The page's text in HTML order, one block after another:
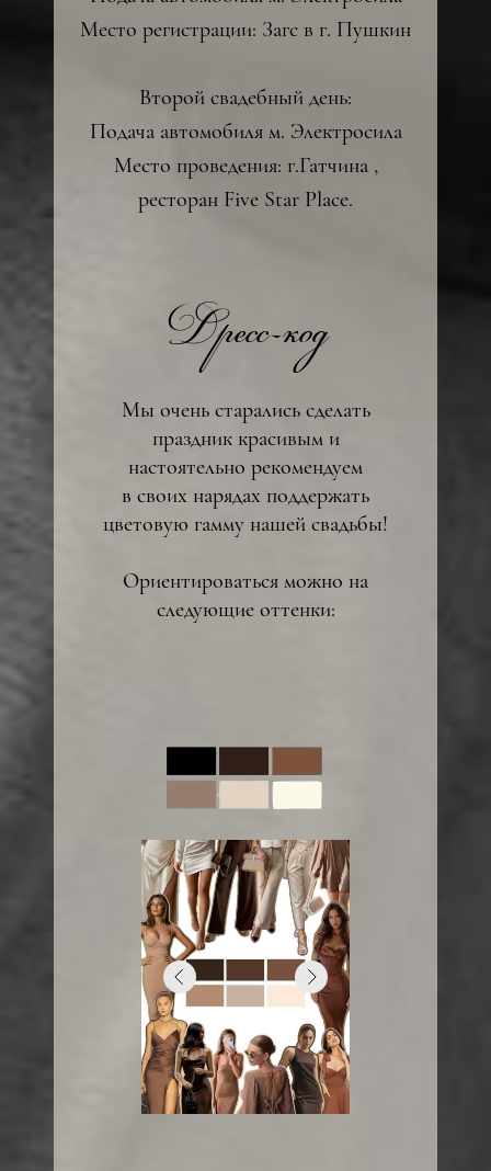
Место регистрации: Загс в г. Пушкин
Второй свадебный день:
Подача автомобиля м. Электросила
Место проведения: г.Гатчина ,
ресторан Five Star Place.
Мы очень старались сделать
праздник красивым и
настоятельно рекомендуем
в своих нарядах поддержать
цветовую гамму нашей свадьбы!
Ориентироваться можно на
следующие оттенки:
Дресс-код